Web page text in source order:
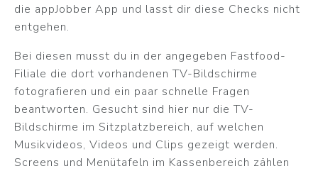
die appJobber App und lasst dir diese Checks nicht
entgehen.
Bei diesen musst du in der angegeben Fastfood-
Filiale die dort vorhandenen TV-Bildschirme
fotografieren und ein paar schnelle Fragen
beantworten. Gesucht sind hier nur die TV-
Bildschirme im Sitzplatzbereich, auf welchen
Musikvideos, Videos und Clips gezeigt werden.
Screens und Menütafeln im Kassenbereich zählen